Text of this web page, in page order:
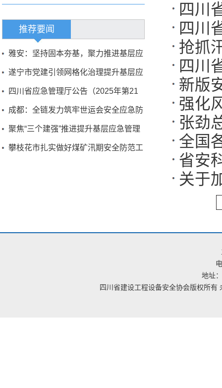
推荐要闻
雅安：坚持固本夯基，聚力推进基层应
急管理能力现代化建设
遂宁市党建引领网格化治理提升基层应
急管理能力
四川省应急管理厅公告（2025年第21
号）
成都：全链发力筑牢世运会安全应急防
线
聚焦“三个建强”推进提升基层应急管理
能力
攀枝花市扎实做好煤矿汛期安全防范工
四川
作
四川
都市
抢抓
四川
全生
新版
强化
复工
张劲
编制
全国
争牺
省安
处置
关于
地址
四川省建设工程设备安全协会版权所